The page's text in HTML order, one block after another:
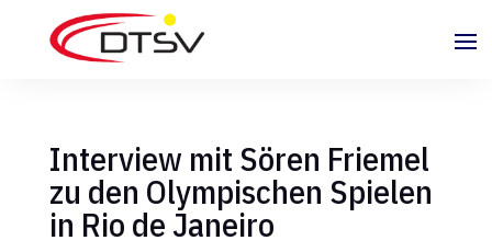
Interview mit Sören Friemel
zu den Olympischen Spielen
in Rio de Janeiro